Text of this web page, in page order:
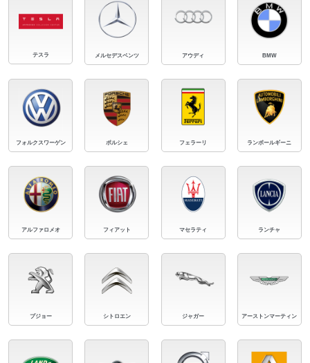
テスラ メルセデスベンツ アウディ BMW
フォルクスワーゲン ポルシェ フェラーリ ランボールギーニ
アルファロメオ フィアット マセラティ ランチャ
プジョー シトロエン ジャガー アーストンマーティン